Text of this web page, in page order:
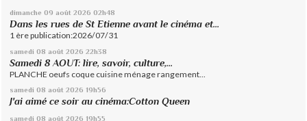
dimanche 09 août 2026 02h48
Dans les rues de St Etienne avant le cinéma et...
1 ère publication:2026/07/31
samedi 08 août 2026 22h38
Samedi 8 AOUT: lire, savoir, culture,...
PLANCHE oeufs coque cuisine ménage rangement...
samedi 08 août 2026 19h56
J'ai aimé ce soir au cinéma:Cotton Queen
samedi 08 août 2026 19h55